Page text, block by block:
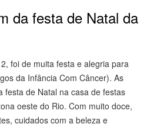
da festa de Natal da
foi de muita festa e alegria para
da Infância Com Câncer). As
festa de Natal na casa de festas
oeste do Rio. Com muito doce,
cuidados com a beleza e